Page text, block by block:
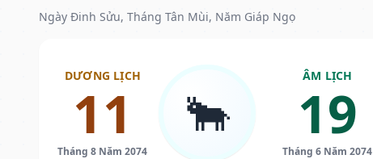
Ngày Đinh Sửu, Tháng Tân Mùi, Năm Giáp Ngọ
DƯƠNG LỊCH
11
Tháng 8 Năm 2074
🐂
ÂM LỊCH
19
Tháng 6 Năm 2074